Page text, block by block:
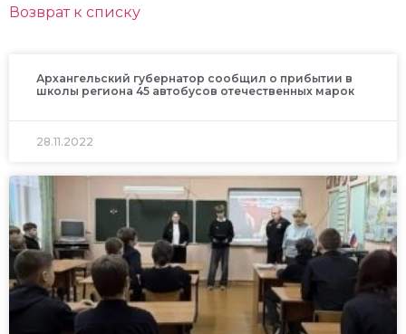
Возврат к списку
Архангельский губернатор сообщил о прибытии в
школы региона 45 автобусов отечественных марок
28.11.2022